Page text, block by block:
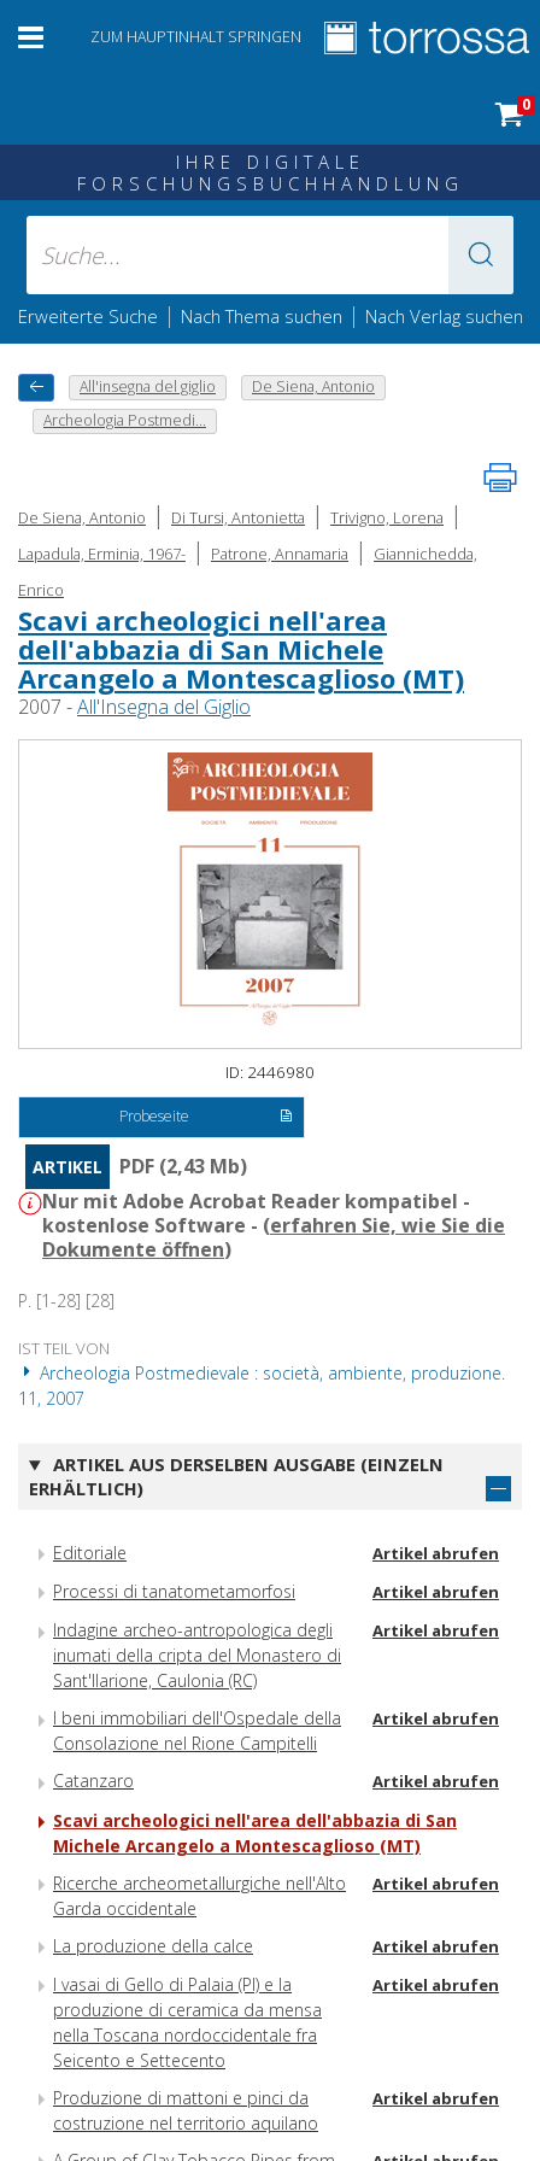
ZUM HAUPTINHALT SPRINGEN
0
IHRE DIGITALE
FORSCHUNGSBUCHHANDLUNG
Erweiterte Suche | Nach Thema suchen | Nach Verlag suchen
All'insegna del giglio
De Siena, Antonio
Archeologia Postmedi...
De Siena, Antonio | Di Tursi, Antonietta | Trivigno, Lorena |
Lapadula, Erminia, 1967- | Patrone, Annamaria |
Giannichedda,
Enrico
Scavi archeologici nell'area
dell'abbazia di San Michele
Arcangelo a Montescaglioso (MT)
2007 -All'Insegna del Giglio
ID: 2446980
Probeseite
ARTIKEL
PDF (2,43 Mb)
Nur mit Adobe Acrobat Reader kompatibel -
kostenlose Software - (erfahren Sie, wie Sie die
Dokumente öffnen)
P. [1-28] [28]
IST TEIL VON
Archeologia Postmedievale : società, ambiente, produzione.
11, 2007
ARTIKEL AUS DERSELBEN AUSGABE (EINZELN
ERHÄLTLICH)
Editoriale Artikel abrufen
Processi di tanatometamorfosi Artikel abrufen
Indagine archeo-antropologica degli
inumati della cripta del Monastero di
Sant'Ilarione, Caulonia (RC)
Artikel abrufen
I beni immobiliari dell'Ospedale della
Consolazione nel Rione Campitelli
Artikel abrufen
Catanzaro Artikel abrufen
Scavi archeologici nell'area dell'abbazia di San
Michele Arcangelo a Montescaglioso (MT)
Ricerche archeometallurgiche nell'Alto
Garda occidentale
Artikel abrufen
La produzione della calce Artikel abrufen
I vasai di Gello di Palaia (PI) e la
produzione di ceramica da mensa
nella Toscana nordoccidentale fra
Seicento e Settecento
Artikel abrufen
Produzione di mattoni e pinci da
costruzione nel territorio aquilano
Artikel abrufen